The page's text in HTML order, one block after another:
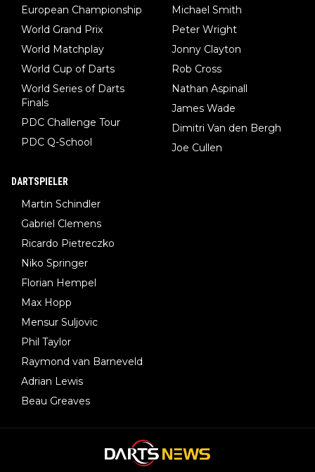
European Championship
World Grand Prix
World Matchplay
World Cup of Darts
World Series of Darts
Finals
PDC Challenge Tour
PDC Q-School
Michael Smith
Peter Wright
Jonny Clayton
Rob Cross
Nathan Aspinall
James Wade
Dimitri Van den Bergh
Joe Cullen
DARTSPIELER
Martin Schindler
Gabriel Clemens
Ricardo Pietreczko
Niko Springer
Florian Hempel
Max Hopp
Mensur Suljovic
Phil Taylor
Raymond van Barneveld
Adrian Lewis
Beau Greaves